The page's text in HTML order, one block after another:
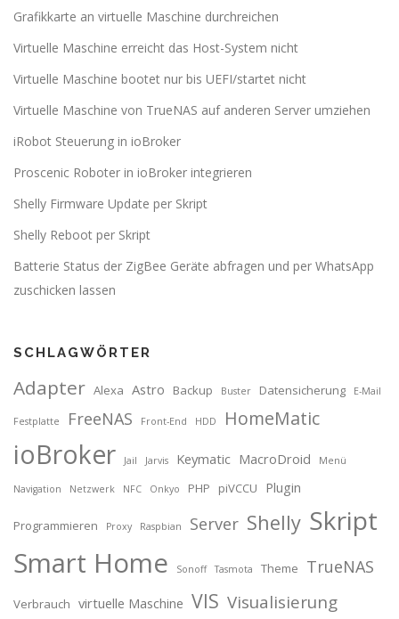
Grafikkarte an virtuelle Maschine durchreichen
Virtuelle Maschine erreicht das Host-System nicht
Virtuelle Maschine bootet nur bis UEFI/startet nicht
Virtuelle Maschine von TrueNAS auf anderen Server umziehen
iRobot Steuerung in ioBroker
Proscenic Roboter in ioBroker integrieren
Shelly Firmware Update per Skript
Shelly Reboot per Skript
Batterie Status der ZigBee Geräte abfragen und per WhatsApp
zuschicken lassen
SCHLAGWÖRTER
Adapter Alexa Astro Backup Buster Datensicherung E-Mail
Festplatte FreeNAS Front-End HDD HomeMatic
ioBroker Jail Jarvis Keymatic MacroDroid Menü
Navigation Netzwerk NFC Onkyo PHP piVCCU Plugin
Programmieren Proxy Raspbian Server Shelly Skript
Smart Home Sonoff Tasmota Theme TrueNAS
Verbrauch virtuelle Maschine VIS Visualisierung